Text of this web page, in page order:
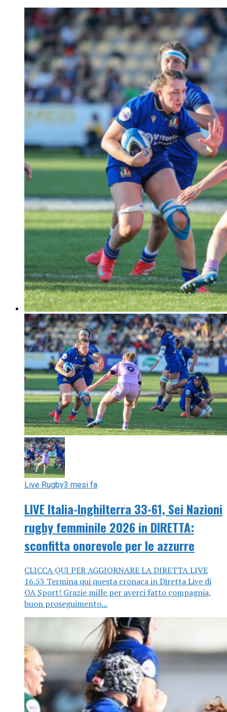
Live Rugby3 mesi fa
LIVE Italia-Inghilterra 33-61, Sei Nazioni
rugby femminile 2026 in DIRETTA:
sconfitta onorevole per le azzurre
CLICCA QUI PER AGGIORNARE LA DIRETTA LIVE
16.53 Termina qui questa cronaca in Diretta Live di
OA Sport! Grazie mille per averci fatto compagnia,
buon proseguimento...